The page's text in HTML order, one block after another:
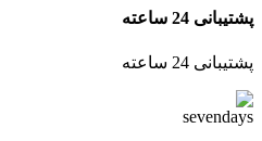
پشتیبانی 24 ساعته
پشتیبانی 24 ساعته